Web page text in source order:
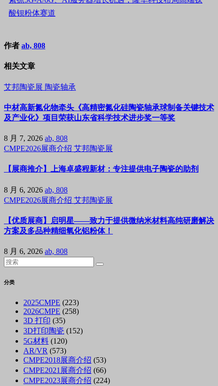
酸钡粉体赛道
作者 ab, 808
相关文章
艾邦陶瓷展 陶瓷轴承
中材高新氮化物牵头《高精密氮化硅陶瓷轴承球制备关键技术
及产业化》项目荣获山东省科学技术进步奖一等奖
8 月 7, 2026 ab, 808
CMPE2026展商介绍 艾邦陶瓷展
【展商推介】上海卓盛程新材：专注提供电子陶瓷的助剂
8 月 6, 2026 ab, 808
CMPE2026展商介绍 艾邦陶瓷展
【优质展商】启明星——致力于提供微纳米材料高纯研磨解决
方案及多品种精细氧化铝粉体！
8 月 6, 2026 ab, 808
分类
2025CMPE (223)
2026CMPE (258)
3D 打印 (35)
3D打印陶瓷 (152)
5G材料 (120)
AR/VR (573)
CMPE2018展商介绍 (53)
CMPE2021展商介绍 (66)
CMPE2023展商介绍 (224)